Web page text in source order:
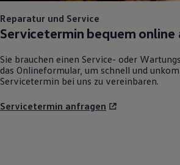
Reparatur und Service
Servicetermin bequem online
Sie brauchen einen Service- oder
das Onlineformular, um schnell und
Servicetermin bei uns zu vereinbaren.
Servicetermin anfragen